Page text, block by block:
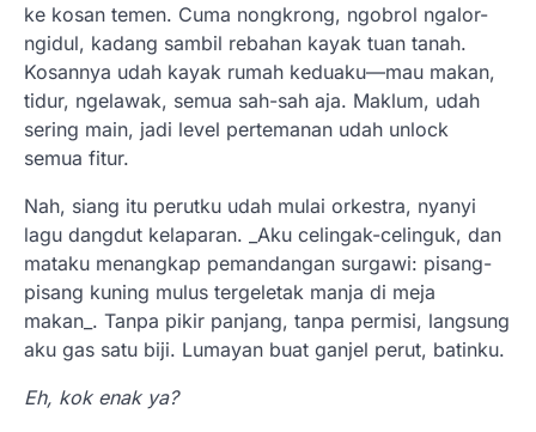
ke kosan temen. Cuma nongkrong, ngobrol ngalor-
ngidul, kadang sambil rebahan kayak tuan tanah.
Kosannya udah kayak rumah keduaku—mau makan,
tidur, ngelawak, semua sah-sah aja. Maklum, udah
sering main, jadi level pertemanan udah unlock
semua fitur.
Nah, siang itu perutku udah mulai orkestra, nyanyi
lagu dangdut kelaparan. _Aku celingak-celinguk, dan
mataku menangkap pemandangan surgawi: pisang-
pisang kuning mulus tergeletak manja di meja
makan_. Tanpa pikir panjang, tanpa permisi, langsung
aku gas satu biji. Lumayan buat ganjel perut, batinku.
Eh, kok enak ya?